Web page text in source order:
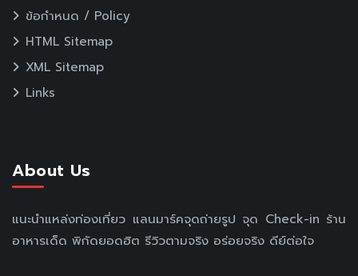
ข้อกำหนด / Policy
HTML Sitemap
XML Sitemap
Links
About Us
แนะนำแหล่งท่องเที่ยว แลนมาร์คจุดถ่ายรูป จุด Check-in ร้าน
อาหารเด็ด พิกัดยอดฮิต รีวิวตามจริง อร่อยจริง ดีย์ต่อใจ